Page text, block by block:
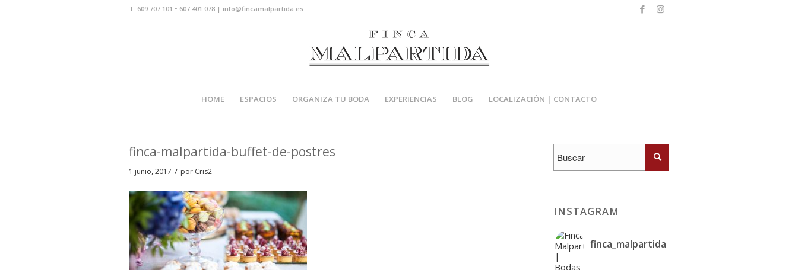
T. 609 707 101 • 607 401 078 | info@fincamalpartida.es
HOME ESPACIOS ORGANIZA TU BODA EXPERIENCIAS BLOG LOCALIZACIÓN | CONTACTO
finca-malpartida-buffet-de-postres
1 junio, 2017 / por Cris2
INSTAGRAM
finca_malpartida